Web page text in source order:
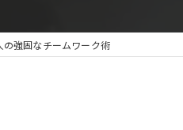
の強固なチームワーク術